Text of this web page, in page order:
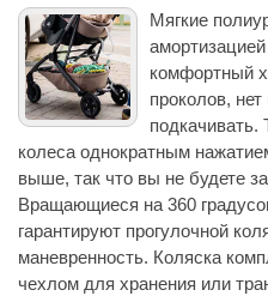
Мягкие
комфортный
проколов,
подкачивать.
колеса однократным
выше, так что вы не будете
Вращающиеся на 360
гарантируют прогулочной
маневренность. Коляска
чехлом для хранения или